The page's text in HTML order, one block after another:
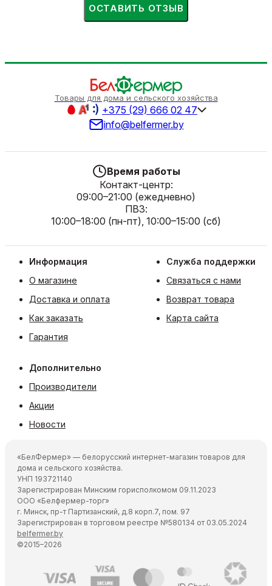
ОСТАВИТЬ ОТЗЫВ
Товары для дома и сельского хозяйства
+375 (29) 666 02 47
info@belfermer.by
Время работы
Контакт-центр:
09:00–21:00 (ежедневно)
ПВЗ:
10:00–18:00 (пн-пт), 10:00–15:00 (сб)
Информация
О магазине
Доставка и оплата
Как заказать
Гарантия
Служба поддержки
Связаться с нами
Возврат товара
Карта сайта
Дополнительно
Производители
Акции
Новости
«БелФермер» — белорусский интернет-магазин товаров для
дома и сельского хозяйства.
УНП 193721140
Зарегистрирован Минским горисполкомом 09.11.2023
ООО «Белфермер-торг»
г. Минск, пр-т Партизанский, д.8 корп.7, пом. 97
Зарегистрирован в торговом реестре №580134 от 03.05.2024
belfermer.by
©2015–2026